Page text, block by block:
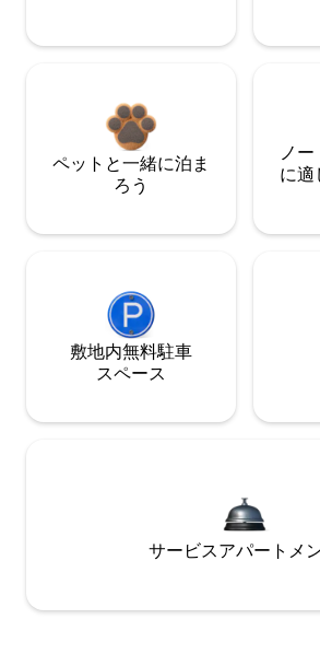
ペットと一緒に泊ま
ろう
ノ
に適
敷地内無料駐⁠車
ス⁠ペ⁠ー⁠ス
サービスアパートメ